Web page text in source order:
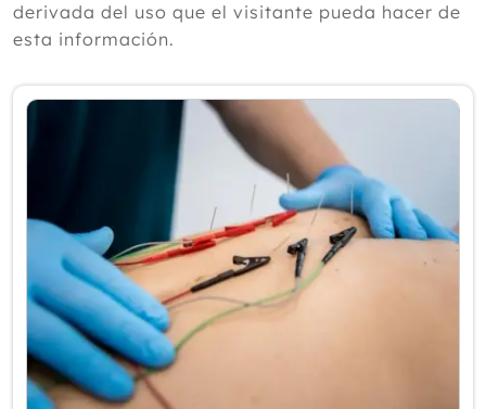
Marzo
Enero
2024
2023
2022
2021
2020
2019
2018
derivada del uso que el visitante pueda hacer de
esta información.